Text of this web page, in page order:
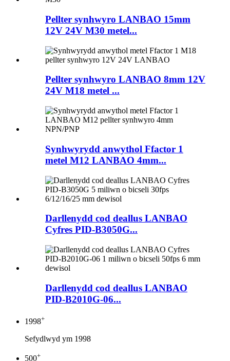
Pellter synhwyro LANBAO 15mm
12V 24V M30 metel...
Pellter synhwyro LANBAO 8mm 12V
24V M18 metel ...
Synhwyrydd anwythol Ffactor 1
metel M12 LANBAO 4mm...
Darllenydd cod deallus LANBAO
Cyfres PID-B3050G...
Darllenydd cod deallus LANBAO
PID-B2010G-06...
1998+
Sefydlwyd ym 1998
500+